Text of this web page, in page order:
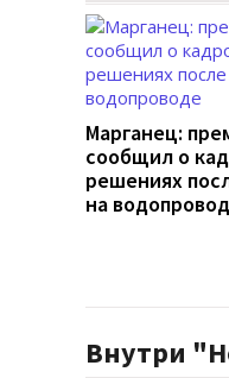
Марганец:
сообщил о
решениях
на
Внутри